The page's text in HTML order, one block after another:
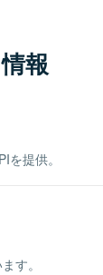
報
提供。
す。